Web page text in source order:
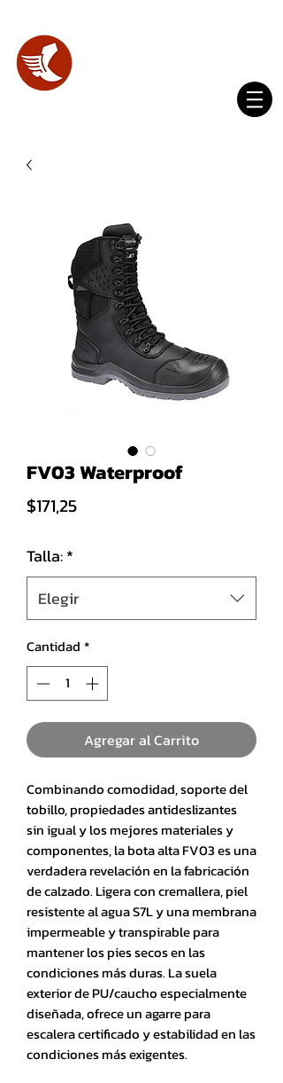
FV03 Waterproof
$171,25Precio
Talla:*
Elegir
Cantidad *
Agregar al Carrito
Combinando comodidad, soporte del
tobillo, propiedades antideslizantes
sin igual y los mejores materiales y
componentes, la bota alta FV03 es una
verdadera revelación en la fabricación
de calzado. Ligera con cremallera, piel
resistente al agua S7L y una membrana
impermeable y transpirable para
mantener los pies secos en las
condiciones más duras. La suela
exterior de PU/caucho especialmente
diseñada, ofrece un agarre para
escalera certificado y estabilidad en las
condiciones más exigentes.